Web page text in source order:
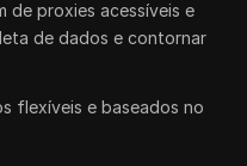
de proxies acessíveis e
de dados e contornar
flexíveis e baseados no